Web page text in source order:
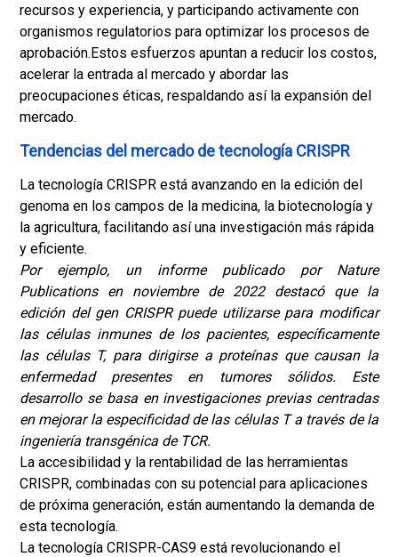
recursos y experiencia, y participando activamente con
organismos regulatorios para optimizar los procesos de
aprobación.Estos esfuerzos apuntan a reducir los costos,
acelerar la entrada al mercado y abordar las
preocupaciones éticas, respaldando así la expansión del
mercado.
Tendencias del mercado de tecnología CRISPR
La tecnología CRISPR está avanzando en la edición del
genoma en los campos de la medicina, la biotecnología y
la agricultura, facilitando así una investigación más rápida
y eficiente.
Por ejemplo, un informe publicado por Nature
Publications en noviembre de 2022 destacó que la
edición del gen CRISPR puede utilizarse para modificar
las células inmunes de los pacientes, específicamente
las células T, para dirigirse a proteínas que causan la
enfermedad presentes en tumores sólidos. Este
desarrollo se basa en investigaciones previas centradas
en mejorar la especificidad de las células T a través de la
ingeniería transgénica de TCR.
La accesibilidad y la rentabilidad de las herramientas
CRISPR, combinadas con su potencial para aplicaciones
de próxima generación, están aumentando la demanda de
esta tecnología.
La tecnología CRISPR-CAS9 está revolucionando el